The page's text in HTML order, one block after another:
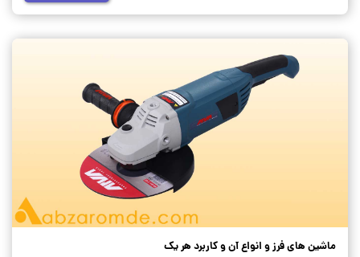
ماشین های فرز و انواع آن و کاربرد هر یک